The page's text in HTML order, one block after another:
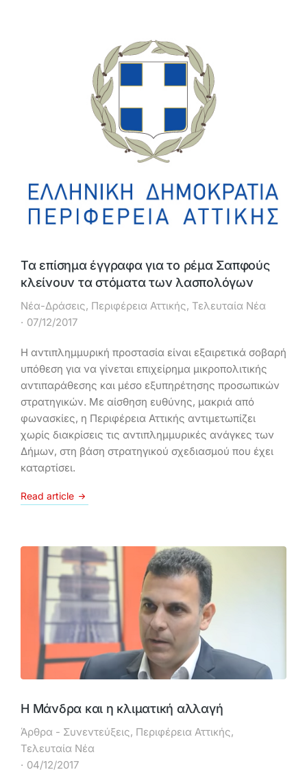
Τα επίσημα έγγραφα για το ρέμα Σαπφούς
κλείνουν τα στόματα των λασπολόγων
Νέα-Δράσεις, Περιφέρεια Αττικής, Τελευταία Νέα
07/12/2017
Η αντιπλημμυρική προστασία είναι εξαιρετικά σοβαρή
υπόθεση για να γίνεται επιχείρημα μικροπολιτικής
αντιπαράθεσης και μέσο εξυπηρέτησης προσωπικών
στρατηγικών. Με αίσθηση ευθύνης, μακριά από
φωνασκίες, η Περιφέρεια Αττικής αντιμετωπίζει
χωρίς διακρίσεις τις αντιπλημμυρικές ανάγκες των
Δήμων, στη βάση στρατηγικού σχεδιασμού που έχει
καταρτίσει.
Read article
Η Μάνδρα και η κλιματική αλλαγή
Άρθρα - Συνεντεύξεις, Περιφέρεια Αττικής,
Τελευταία Νέα
04/12/2017